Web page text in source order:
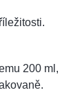
200 ml,